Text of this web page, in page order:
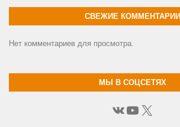
СВЕЖИЕ КОММЕНТАРИИ
Нет комментариев для просмотра.
МЫ В СОЦСЕТЯХ
ВКонтакте
YouTube
X